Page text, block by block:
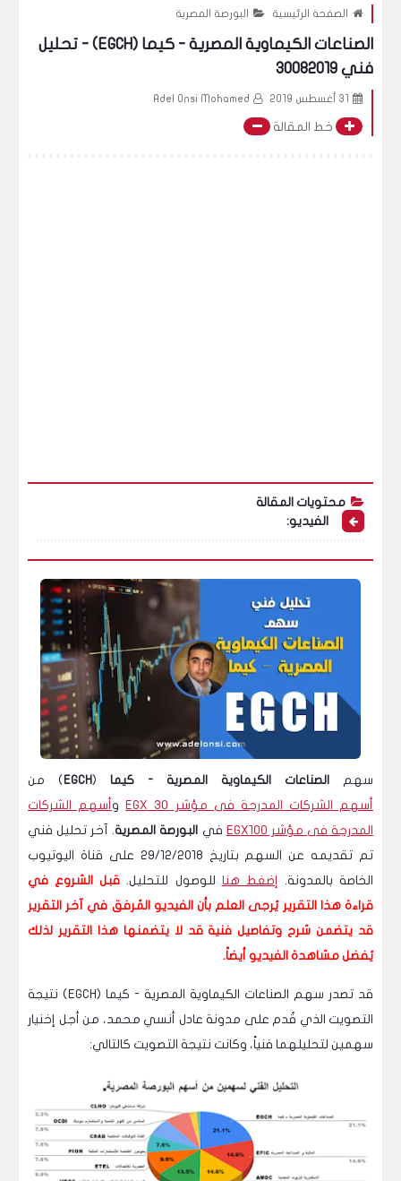
الصفحة الرئيسية البورصة المصرية
الصناعات الكيماوية المصرية - كيما (EGCH) - تحليل
فني 30082019
31 أغسطس 2019 Adel Onsi Mohamed
خط المقالة
محتويات المقالة
الفيديو:
سهم الصناعات الكيماوية المصرية - كيما (
EGCH ) من
أسهم الشركات المدرجة فى مؤشر EGX 30
وأسهم الشركات
المدرجة فى مؤشر EGX100
في البورصة المصرية. آخر تحليل فني
تم تقديمه عن السهم بتاريخ 29/12/2018 على قناة اليوتيوب
الخاصة بالمدونة.
إضغط هنا للوصول للتحليل. قبل الشروع في
قراءة هذا التقرير يُرجى العلم بأن الفيديو المُرفق في آخر التقرير
قد يتضمن شرح وتفاصيل فنية قد لا يتضمنها هذا التقرير لذلك
يُفضل مشاهدة الفيديو أيضاً.
قد تصدر سهم الصناعات الكيماوية المصرية - كيما (EGCH) نتيجة
التصويت الذي قُدم على مدونة عادل أنسي محمد، من أجل إخنيار
سهمين لتحليلهما فنياً، وكانت نتيجة التصويت كالتالي: